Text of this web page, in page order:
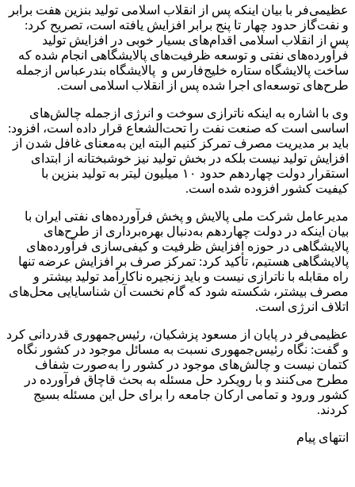
عظیمی‌فر با بیان اینکه پس از انقلاب اسلامی تولید بنزین هفت برابر
و نفت‌گاز حدود چهار تا پنج‌ برابر افزایش یافته است، تصریح کرد:
پس از انقلاب اسلامی اقدام‌های بسیار خوبی در افزایش تولید
فرآورده‌های نفتی و توسعه ظرفیت‌های پالایشگاهی انجام شده که
ساخت پالایشگاه‌ ستاره خلیج‌فارس و پالایشگاه بندرعباس ازجمله
طرح‌های توسعه‌ای اجرا شده پس از انقلاب اسلامی است.
وی با اشاره به اینکه ناترازی سوخت و انرژی ازجمله چالش‌های
اساسی است که صنعت نفت را تحت‌الشعاع قرار داده است، افزود:
باید بر مدیریت مصرف تمرکز کنیم البته این به‌معنای غافل شدن از
افزایش تولید نیست بلکه در بخش تولید نیز خوشبختانه از ابتدای
استقرار دولت چهاردهم حدود ۱۰ میلیون لیتر به تولید بنزین با
کیفیت کشور افزوده شده است.
مدیرعامل شرکت ملی پالایش و پخش فرآورده‌های نفتی ایران با
بیان اینکه در دولت چهاردهم به‌دنبال بهره‌برداری از طرح‌های
پالایشگاهی در حوزه افزایش ظرفیت و کیفی‌سازی فرآورده‌های
پالایشگاهی هستیم، تأکید کرد: تمرکز صرف بر افزایش عرضه تنها
راه مقابله با ناترازی نیست و باید زنجیره ناکارآمد تولید بیشتر و
مصرف بیشتر، شکسته شود که گام نخست آن شناسایایی محل‌های
اتلاف انرژی است.
عظیمی‌فر در پایان از مسعود پزشکیان، رئیس‌جمهوری قدردانی کرد
و گفت: نگاه رئیس‌جمهوری نسبت به مسائل موجود در کشور نگاه
کتمان نیست و چالش‌های موجود در کشور را به‌صورت شفاف
مطرح می‌کنند و با رویکرد حل مسئله به بحث قاچاق فرآورده در
کشور ورود و تمامی ارکان جامعه را برای حل این مسئله بسیج
کردند.
انتهای پیام